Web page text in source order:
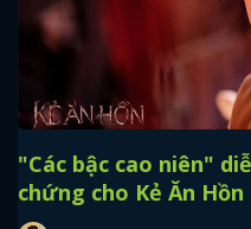
"Các bậc cao niên"
chứng cho Kẻ Ăn Hồn